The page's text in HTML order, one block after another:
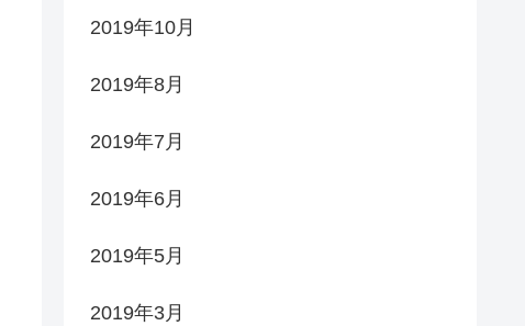
2019年10月
2019年8月
2019年7月
2019年6月
2019年5月
2019年3月